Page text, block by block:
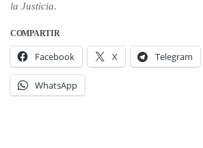
la Justicia.
COMPARTIR
Facebook X Telegram
WhatsApp